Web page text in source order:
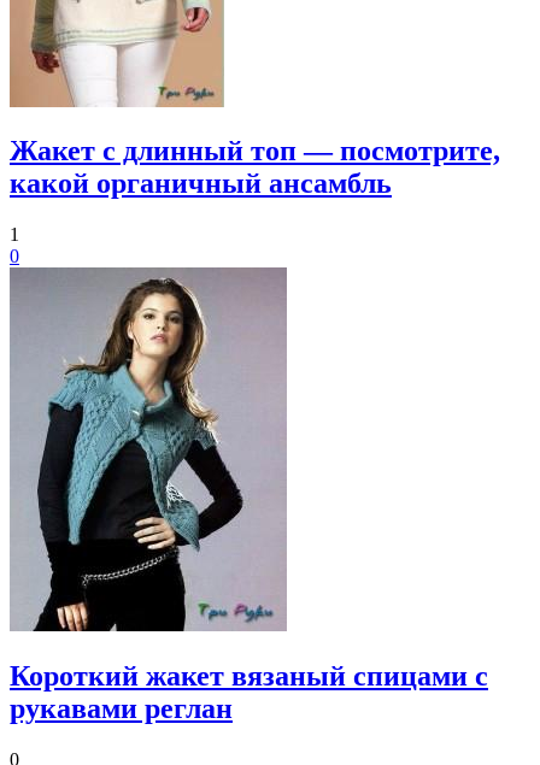
Жакет с длинный топ — посмотрите,
какой органичный ансамбль
1
0
Короткий жакет вязаный спицами с
рукавами реглан
0